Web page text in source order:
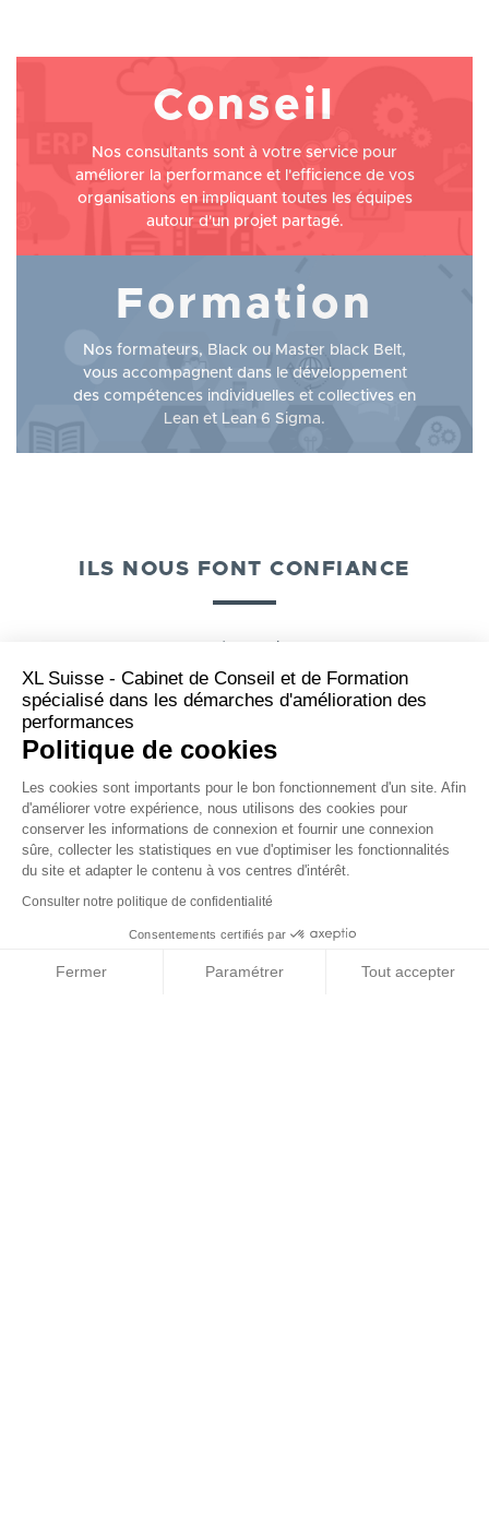
XL Suisse - Cabinet de Conseil et de Formation
spécialisé dans les démarches d'amélioration des
performances
Politique de cookies
Les cookies sont importants pour le bon fonctionnement d'un site. Afin
d'améliorer votre expérience, nous utilisons des cookies pour
conserver les informations de connexion et fournir une connexion
sûre, collecter les statistiques en vue d'optimiser les fonctionnalités
du site et adapter le contenu à vos centres d'intérêt.
Consulter notre politique de confidentialité
Consentements certifiés par
Fermer Paramétrer Tout accepter
Conseil
Nos consultants sont à votre service pour
améliorer la performance et l'efficience de vos
organisations en impliquant toutes les équipes
autour d'un projet partagé.
Formation
Nos formateurs, Black ou Master black Belt,
vous accompagnent dans le développement
des compétences individuelles et collectives en
Lean et Lean 6 Sigma.
ILS NOUS FONT CONFIANCE
avec l’accroissement de leurs performances
par la mise en place d’unedémarche Lean
Manufacturing opérationnelle
génératrice de gains réels.